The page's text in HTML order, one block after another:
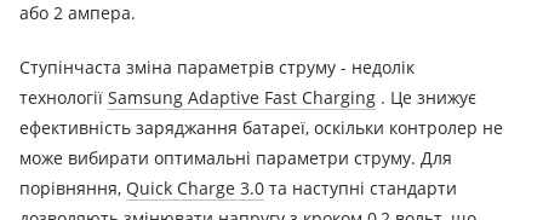
або 2 ампера.
Ступінчаста зміна параметрів струму - недолік
технології Samsung Adaptive Fast Charging . Це знижує
ефективність заряджання батареї, оскільки контролер не
може вибирати оптимальні параметри струму. Для
порівняння, Quick Charge 3.0 та наступні стандарти